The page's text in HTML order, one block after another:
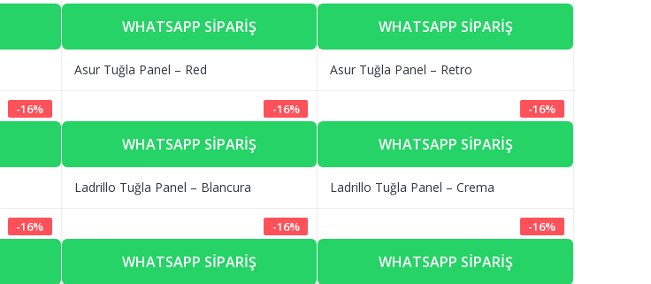
WHATSAPP SIPARIŞ
Asur Tuğla Panel – Red
WHATSAPP SIPARIŞ
Asur Tuğla Panel – Retro
-16% -16%
WHATSAPP SIPARIŞ
Ladrillo Tuğla Panel – Blancura
-16%
WHATSAPP SIPARIŞ
Ladrillo Tuğla Panel – Crema
-16% -16%
WHATSAPP SIPARIŞ
-16%
WHATSAPP SIPARIŞ